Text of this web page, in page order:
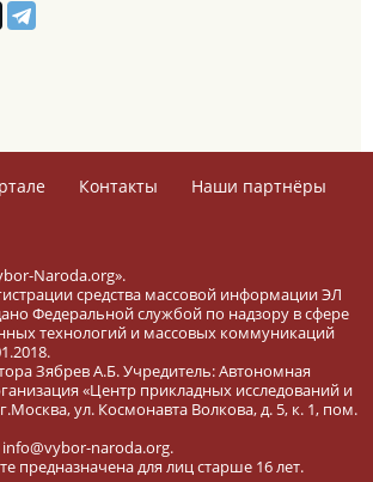
Контакты
Наши партнёры
Naroda.org».
средства массовой информации ЭЛ
Федеральной службой по надзору в сфере
технологий и массовых коммуникаций
Зябрев А.Б. Учредитель: Автономная
«Центр прикладных исследований и
ул. Космонавта Волкова, д. 5, к. 1, пом.
naroda.org.
предназначена для лиц старше 16 лет.